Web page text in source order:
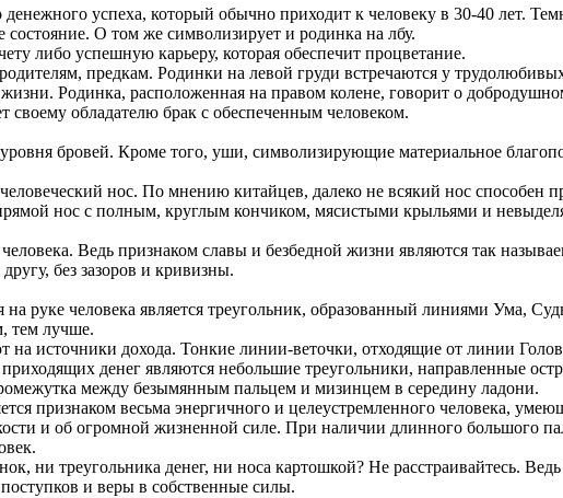
успеха, который обычно приходит к человеку в 30-40 лет.
состояние. О том же символизирует и родинка на лбу.
либо успешную карьеру, которая обеспечит процветание.
предкам. Родинки на левой груди встречаются у
Родинка, расположенная на правом колене, говорит о
обладателю брак с обеспеченным человеком.
бровей. Кроме того, уши, символизирующие материальное
нос. По мнению китайцев, далеко не всякий нос способен
нос с полным, круглым кончиком, мясистыми крыльями и
Ведь признаком славы и безбедной жизни являются так
без зазоров и кривизны.
руке человека является треугольник, образованный линиями Ума,
тем лучше.
источники дохода. Тонкие линии-веточки, отходящие от линии
денег являются небольшие треугольники, направленные
между безымянным пальцем и мизинцем в середину ладони.
признаком весьма энергичного и целеустремленного человека,
и об огромной жизненной силе. При наличии длинного большого
ни треугольника денег, ни носа картошкой? Не расстраивайтесь.
и веры в собственные силы.